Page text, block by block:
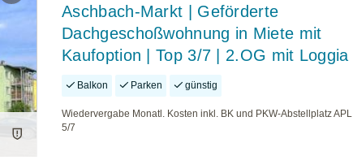
Aschbach-Markt | Geförderte
Dachgeschoßwohnung in Miete mit
Kaufoption | Top 3/7 | 2.OG mit Loggia
Balkon Parken günstig
Wiedervergabe Monatl. Kosten inkl. BK und PKW-Abstellplatz APL
5/7